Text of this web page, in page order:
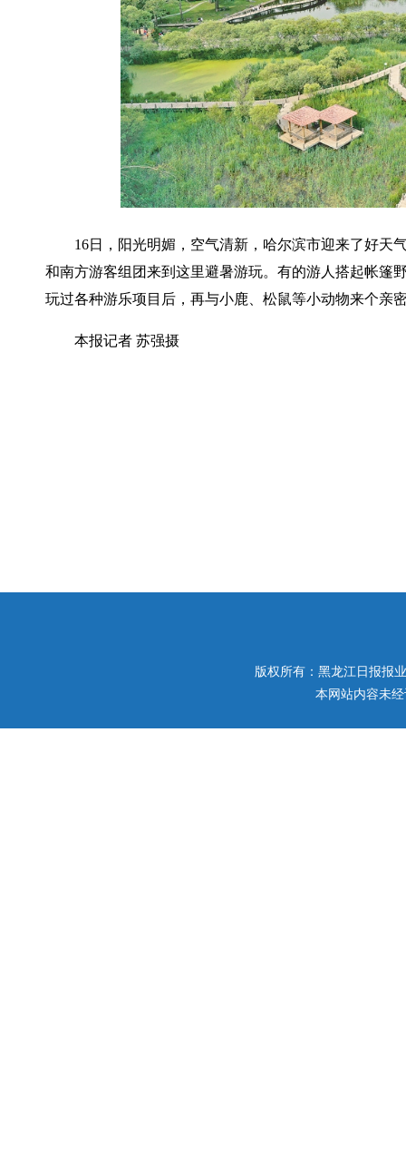
16日，阳光明媚，空气清新，哈尔滨市迎来了好天
和南方游客组团来到这里避暑游玩。有的游人搭起帐篷
玩过各种游乐项目后，再与小鹿、松鼠等小动物来个亲
本报记者 苏强摄
版权所有：黑龙江日报报
本网站内容未